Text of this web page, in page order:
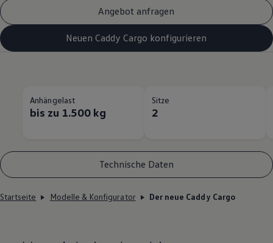
Angebot anfragen
Neuen Caddy Cargo konfigurieren
Anhängelast
bis zu 1.500 kg
Sitze
2
Technische Daten
Startseite Modelle & Konfigurator Der neue Caddy Cargo